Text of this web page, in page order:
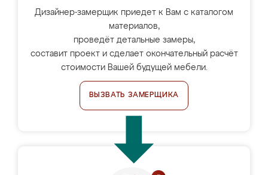
Дизайнер-замерщик приедет к Вам с каталогом
материалов,
проведёт детальные замеры,
составит проект и сделает окончательный расчёт
стоимости Вашей будущей мебели.
ВЫЗВАТЬ ЗАМЕРЩИКА